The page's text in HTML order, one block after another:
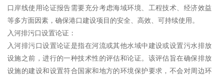
口岸线使用论证报告需要充分考虑海域环境、工程技术、经济效益
等多方面因素，确保港口建设项目的安全、高效、可持续使用。
入河排污口设置论证：
入河排污口设置论证是指在河流或其他水域中建设或设置污水排放
设施之前，进行的一种技术性的评估和论证。该评估旨在确保排放
设施的建设和设置符合国家和地方的环境保护要求，不会对周边环